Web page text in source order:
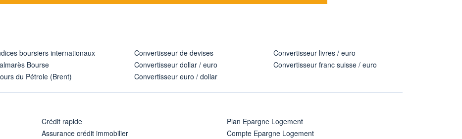
boursiers internationaux
Bourse
du Pétrole (Brent)
Convertisseur de devises
Convertisseur dollar / euro
Convertisseur euro / dollar
Convertisseur livres / euro
Convertisseur franc suisse / euro
Crédit rapide
Assurance crédit immobilier
Plan Epargne Logement
Compte Epargne Logement